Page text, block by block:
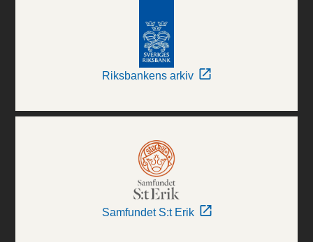
Riksbankens arkiv
Samfundet S:t Erik